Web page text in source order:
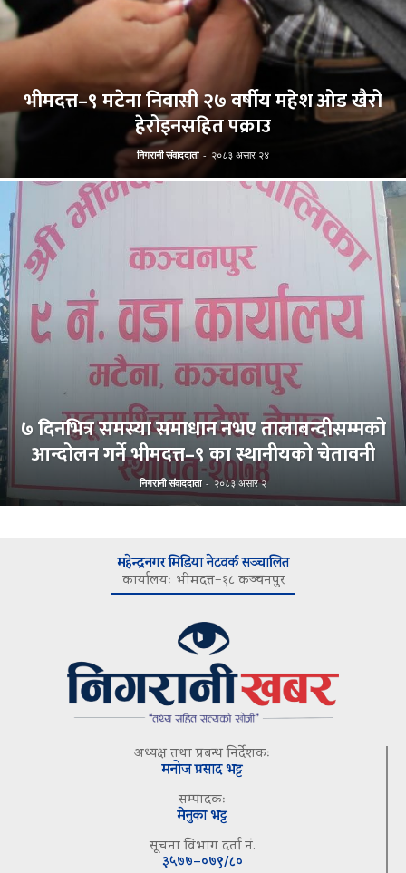
भीमदत्त–९ मटेना निवासी २७ वर्षीय महेश ओड खैरो
हेरोइनसहित पक्राउ
निगरानी संवाददाता - २०८३ असार २४
७ दिनभित्र समस्या समाधान नभए तालाबन्दीसम्मको
आन्दोलन गर्ने भीमदत्त–९ का स्थानीयको चेतावनी
निगरानी संवाददाता - २०८३ असार २
महेन्द्रनगर मिडिया नेटवर्क सञ्चालित
कार्यालयः भीमदत्त–१८ कञ्चनपुर
अध्यक्ष तथा प्रबन्ध निर्देशकः
मनोज प्रसाद भट्ट
सम्पादकः
मेनुका भट्ट
सूचना विभाग दर्ता नं.
३५७७–०७९/८०